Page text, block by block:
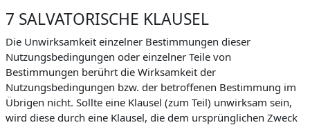
7 SALVATORISCHE KLAUSEL
Die Unwirksamkeit einzelner Bestimmungen dieser
Nutzungsbedingungen oder einzelner Teile von
Bestimmungen berührt die Wirksamkeit der
Nutzungsbedingungen bzw. der betroffenen Bestimmung im
Übrigen nicht. Sollte eine Klausel (zum Teil) unwirksam sein,
wird diese durch eine Klausel, die dem ursprünglichen Zweck